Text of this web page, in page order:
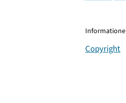
Copyright